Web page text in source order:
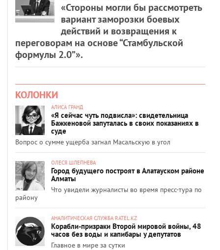
«Стороны могли бы рассмотреть
вариант заморозки боевых
действий и возвращения к
переговорам на основе “Стамбульской
формулы 2.0”».
КОЛОНКИ
АЛИСА ГРАНД
«Я сейчас чуть подвисла»: свидетельница
Бажкеновой запуталась в своих показаниях в
суде
Вопрос о сумме ущерба загнал Масальскую в угол
ОЛЕСЯ ШЛЕПНЕВА
Город будущего построят в Алатауском районе
Алматы
Что увидели журналисты во время пресс-тура по
району
АНАЛИТИЧЕСКАЯ СЛУЖБА RATEL.KZ
Корабли-призраки Второй мировой войны, 48
часов без воды и капибары у депутатов
Главное в мире за сутки